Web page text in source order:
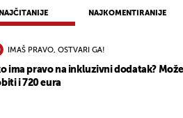
NAJČITANIJE NAJKOMENTIRANIJE
IMAŠ PRAVO, OSTVARI GA!
ima pravo na inkluzivni dodatak?
i 720 eura